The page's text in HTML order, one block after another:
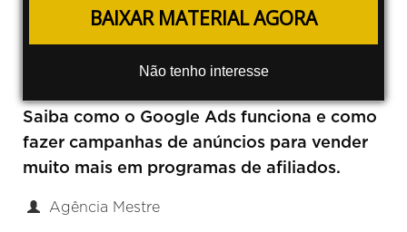
BAIXAR MATERIAL AGORA
Não tenho interesse
Como Afiliados Podem Utilizar o
Google Ads para Vender Mais
Saiba como o Google Ads funciona e como
fazer campanhas de anúncios para vender
muito mais em programas de afiliados.
Agência Mestre